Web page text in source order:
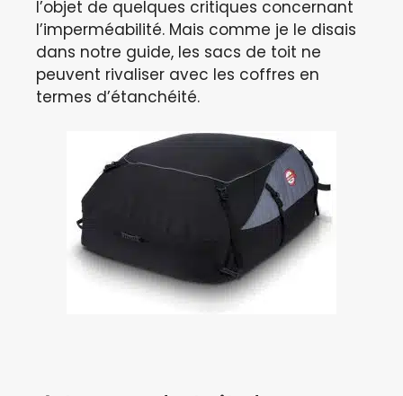
l’objet de quelques critiques concernant
l’imperméabilité. Mais comme je le disais
dans notre guide, les sacs de toit ne
peuvent rivaliser avec les coffres en
termes d’étanchéité.